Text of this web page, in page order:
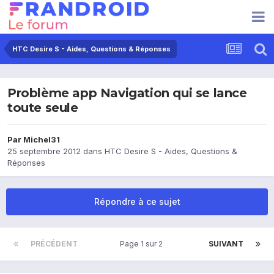
HTC Desire S - Aides, Questions & Réponses
Problème app Navigation qui se lance
toute seule
Par Michel31
25 septembre 2012 dans HTC Desire S - Aides, Questions &
Réponses
Répondre à ce sujet
PRÉCÉDENT SUIVANT
Page 1 sur 2